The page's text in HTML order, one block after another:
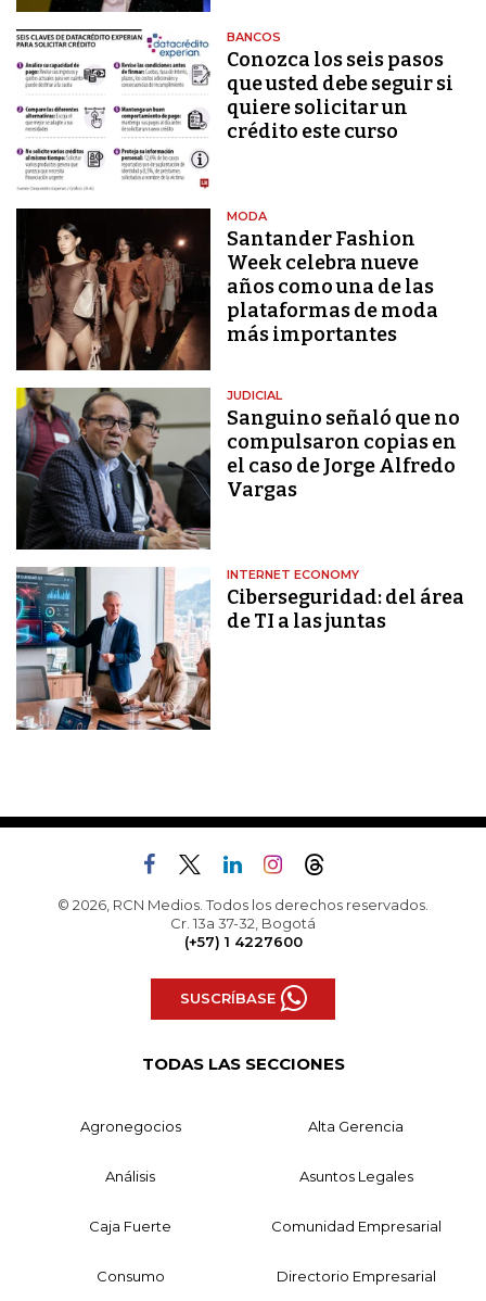
BANCOS
Conozca los seis pasos
que usted debe seguir si
quiere solicitar un
crédito este curso
MODA
Santander Fashion
Week celebra nueve
años como una de las
plataformas de moda
más importantes
JUDICIAL
Sanguino señaló que no
compulsaron copias en
el caso de Jorge Alfredo
Vargas
INTERNET ECONOMY
Ciberseguridad: del área
de TI a las juntas
© 2026, RCN Medios. Todos los derechos reservados.
Cr. 13a 37-32, Bogotá
(+57) 1 4227600
SUSCRÍBASE
TODAS LAS SECCIONES
Agronegocios Alta Gerencia
Análisis Asuntos Legales
Caja Fuerte Comunidad Empresarial
Consumo Directorio Empresarial